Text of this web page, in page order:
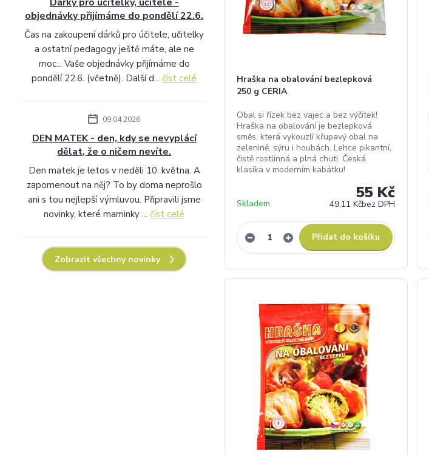
Hraška na obalování bezlepková
250 g CERIA
Obal si řízek bez vajec a bez výčitek!
Hraška na obalování je bezlepková
směs, která vykouzlí křupavý obal na
zelenině, sýru i houbách. Lehce pikantní,
čistě rostlinná a plná chuti. Česká
klasika v moderním kabátku!
55 Kč
49,11 Kčbez DPH
Skladem
Přidat do košíku
objednávky přijímáme do pondělí 22.6.
Čas na zakoupení dárků pro účitele, učitelky
a ostatní pedagogy ještě máte, ale ne
moc... Vaše objednávky přijímáme do
pondělí 22.6. (včetně). Další d...číst celé
09.04.2026
DEN MATEK - den, kdy se nevyplácí
dělat, že o ničem nevíte.
Den matek je letos v neděli 10. května. A
zapomenout na něj? To by doma neprošlo
ani s tou nejlepší výmluvou. Připravili jsme
novinky, které maminky ...číst celé
Zobrazit všechny novinky